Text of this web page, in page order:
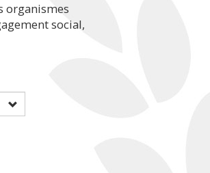
organismes
social,